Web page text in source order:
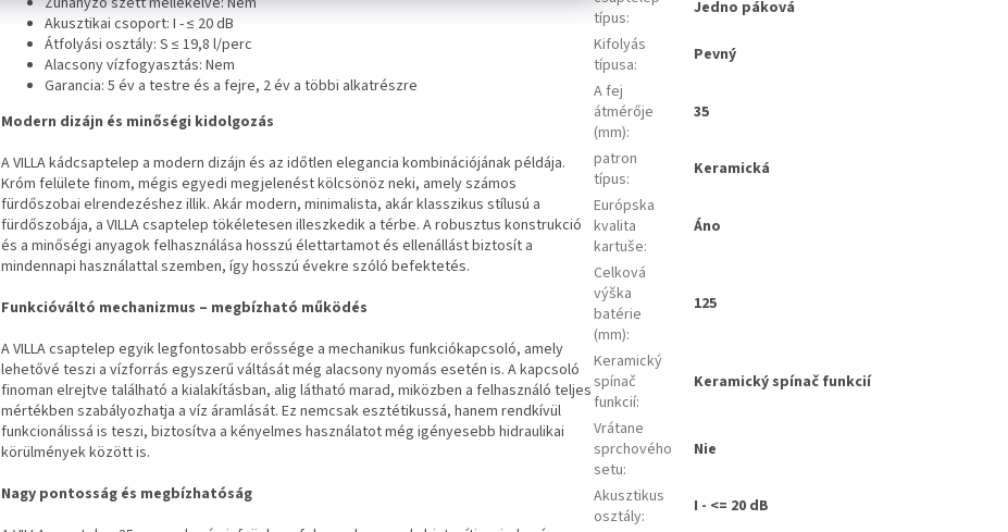
Akusztikai csoport: I - ≤ 20 dB
Átfolyási osztály: S ≤ 19,8 l/perc
Alacsony vízfogyasztás: Nem
Garancia: 5 év a testre és a fejre, 2 év a többi alkatrészre
Modern dizájn és minőségi kidolgozás
A VILLA kádcsaptelep a modern dizájn és az időtlen elegancia kombinációjának példája.
Króm felülete finom, mégis egyedi megjelenést kölcsönöz neki, amely számos
fürdőszobai elrendezéshez illik. Akár modern, minimalista, akár klasszikus stílusú a
fürdőszobája, a VILLA csaptelep tökéletesen illeszkedik a térbe. A robusztus konstrukció
és a minőségi anyagok felhasználása hosszú élettartamot és ellenállást biztosít a
mindennapi használattal szemben, így hosszú évekre szóló befektetés.
Funkcióváltó mechanizmus – megbízható működés
A VILLA csaptelep egyik legfontosabb erőssége a mechanikus funkciókapcsoló, amely
lehetővé teszi a vízforrás egyszerű váltását még alacsony nyomás esetén is. A kapcsoló
finoman elrejtve található a kialakításban, alig látható marad, miközben a felhasználó teljes
mértékben szabályozhatja a víz áramlását. Ez nemcsak esztétikussá, hanem rendkívül
funkcionálissá is teszi, biztosítva a kényelmes használatot még igényesebb hidraulikai
körülmények között is.
Nagy pontosság és megbízhatóság
típus:
Jedno páková
Kifolyás
típusa:
Pevný
A fej
átmérője
(mm):
35
patron
típus:
Keramická
Európska
kvalita
kartuše:
Áno
Celková
výška
batérie
(mm):
125
Keramický
spínač
funkcií:
Keramický spínač funkcií
Vrátane
sprchového
setu:
Nie
Akusztikus
osztály:
I - <= 20 dB